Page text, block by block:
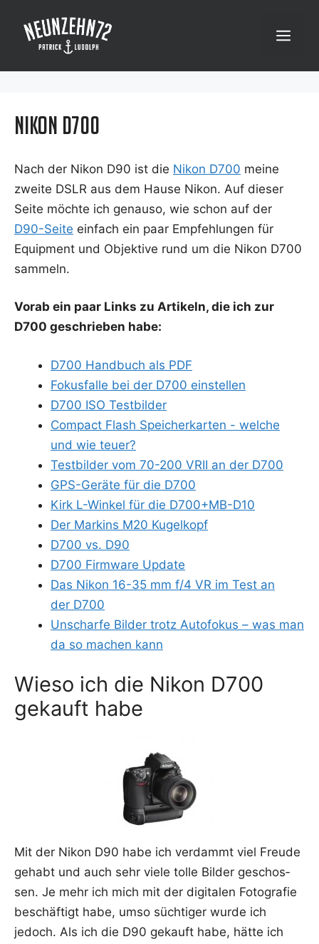
Inhalt
springen
Menü
Nikon D700
Nach der Nikon D90 ist die Nikon D700 mei­ne
zwei­te DSLR aus dem Hau­se Nikon. Auf die­ser
Sei­te möch­te ich genau­so, wie schon auf der
D90-Sei­te ein­fach ein paar Emp­feh­lun­gen für
Equip­ment und Objek­ti­ve rund um die Nikon D700
sammeln.
Vor­ab ein paar Links zu Arti­keln, die ich zur
D700 geschrie­ben habe:
D700 Hand­buch als PDF
Fokus­fal­le bei der D700 einstellen
D700 ISO Testbilder
Com­pact Flash Spei­cher­kar­ten - wel­che
und wie teuer?
Test­bil­der vom 70-200 VRII an der D700
GPS-Gerä­te für die D700
Kirk L-Win­kel für die D700+MB-D10
Der Mar­kins M20 Kugelkopf
D700 vs. D90
D700 Firm­ware Update
Das Nikon 16-35 mm f/4 VR im Test an
der D700
Unschar­fe Bil­der trotz Auto­fo­kus – was man
da so machen kann
Wieso ich die Nikon D700
gekauft habe
Mit der Nikon D90 habe ich ver­dammt viel Freu­de
gehabt und auch sehr vie­le tol­le Bil­der geschos­
sen. Je mehr ich mich mit der digi­ta­len Foto­gra­fie
beschäf­tigt habe, umso süch­ti­ger wur­de ich
jedoch. Als ich die D90 gekauft habe, hät­te ich